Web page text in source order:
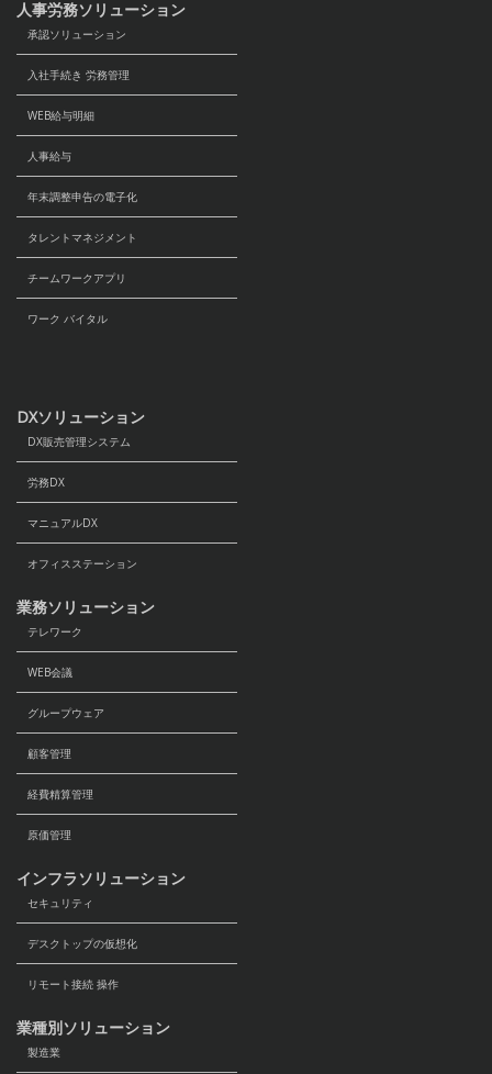
人事労務ソリューション
承認ソリューション
入社手続き 労務管理
WEB給与明細
人事給与
年末調整申告の電子化
タレントマネジメント
チームワークアプリ
ワーク バイタル
DXソリューション
DX販売管理システム
労務DX
マニュアルDX
オフィスステーション
業務ソリューション
テレワーク
WEB会議
グループウェア
顧客管理
経費精算管理
原価管理
インフラソリューション
セキュリティ
デスクトップの仮想化
リモート接続 操作
業種別ソリューション
製造業